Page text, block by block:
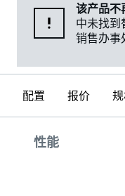
该产品不
中未找到
销售办事
配置 报价
性能